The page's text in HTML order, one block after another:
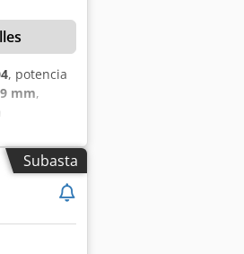
, potencia
9 mm,
x 200
de
de control:
de
Subasta